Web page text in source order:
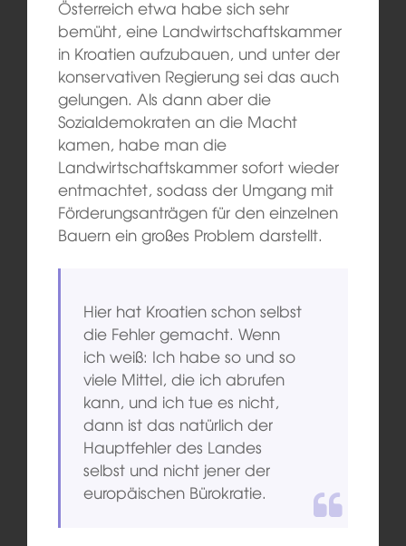
Österreich etwa habe sich sehr
bemüht, eine Landwirtschaftskammer
in Kroatien aufzubauen, und unter der
konservativen Regierung sei das auch
gelungen. Als dann aber die
Sozialdemokraten an die Macht
kamen, habe man die
Landwirtschaftskammer sofort wieder
entmachtet, sodass der Umgang mit
Förderungsanträgen für den einzelnen
Bauern ein großes Problem darstellt.
Hier hat Kroatien schon selbst
die Fehler gemacht. Wenn
ich weiß: Ich habe so und so
viele Mittel, die ich abrufen
kann, und ich tue es nicht,
dann ist das natürlich der
Hauptfehler des Landes
selbst und nicht jener der
europäischen Bürokratie.